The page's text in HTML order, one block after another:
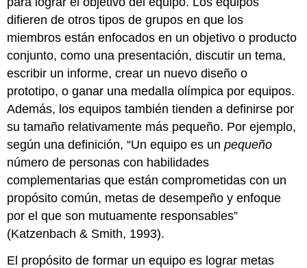
difieren de otros tipos de grupos en que los
miembros están enfocados en un objetivo o producto
conjunto, como una presentación, discutir un tema,
escribir un informe, crear un nuevo diseño o
prototipo, o ganar una medalla olímpica por equipos.
Además, los equipos también tienden a definirse por
su tamaño relativamente más pequeño. Por ejemplo,
según una definición, “Un equipo es unpequeño
número de personas con habilidades
complementarias que están comprometidas con un
propósito común, metas de desempeño y enfoque
por el que son mutuamente responsables”
(Katzenbach & Smith, 1993).
El propósito de formar un equipo es lograr metas